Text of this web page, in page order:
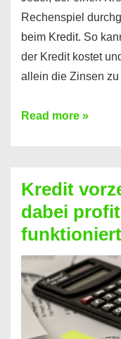
Rechenspiel
beim Kredit. So
der Kredit kostet
allein die Zinsen
Ganz
Kredit
berechnen
–
Mit
diesen
Regeln!
Read more »
Kredit
dabei